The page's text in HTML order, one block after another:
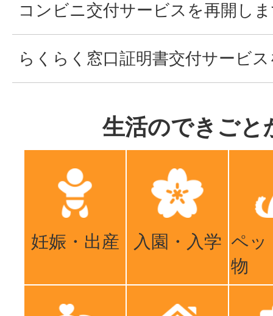
コンビニ交付サービスを再開し
らくらく窓口証明書交付サービ
生活のできごと
妊娠・出産 入園・入学 ペッ
物